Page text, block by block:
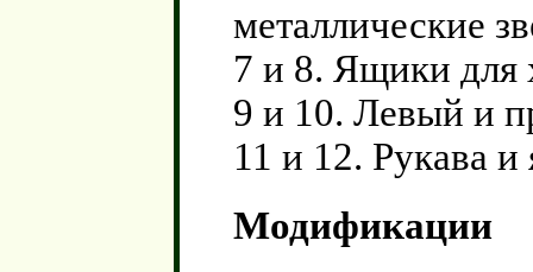
металлические
7 и 8. Ящики для
9 и 10. Левый и
11 и 12. Рукава
Модификации